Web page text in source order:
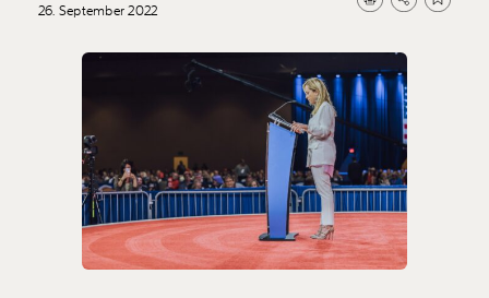
26. September 2022